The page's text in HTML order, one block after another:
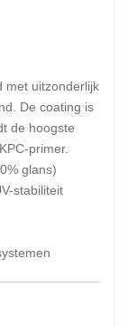
met uitzonderlijk
De coating is
de hoogste
primer.
glans)
stabiliteit